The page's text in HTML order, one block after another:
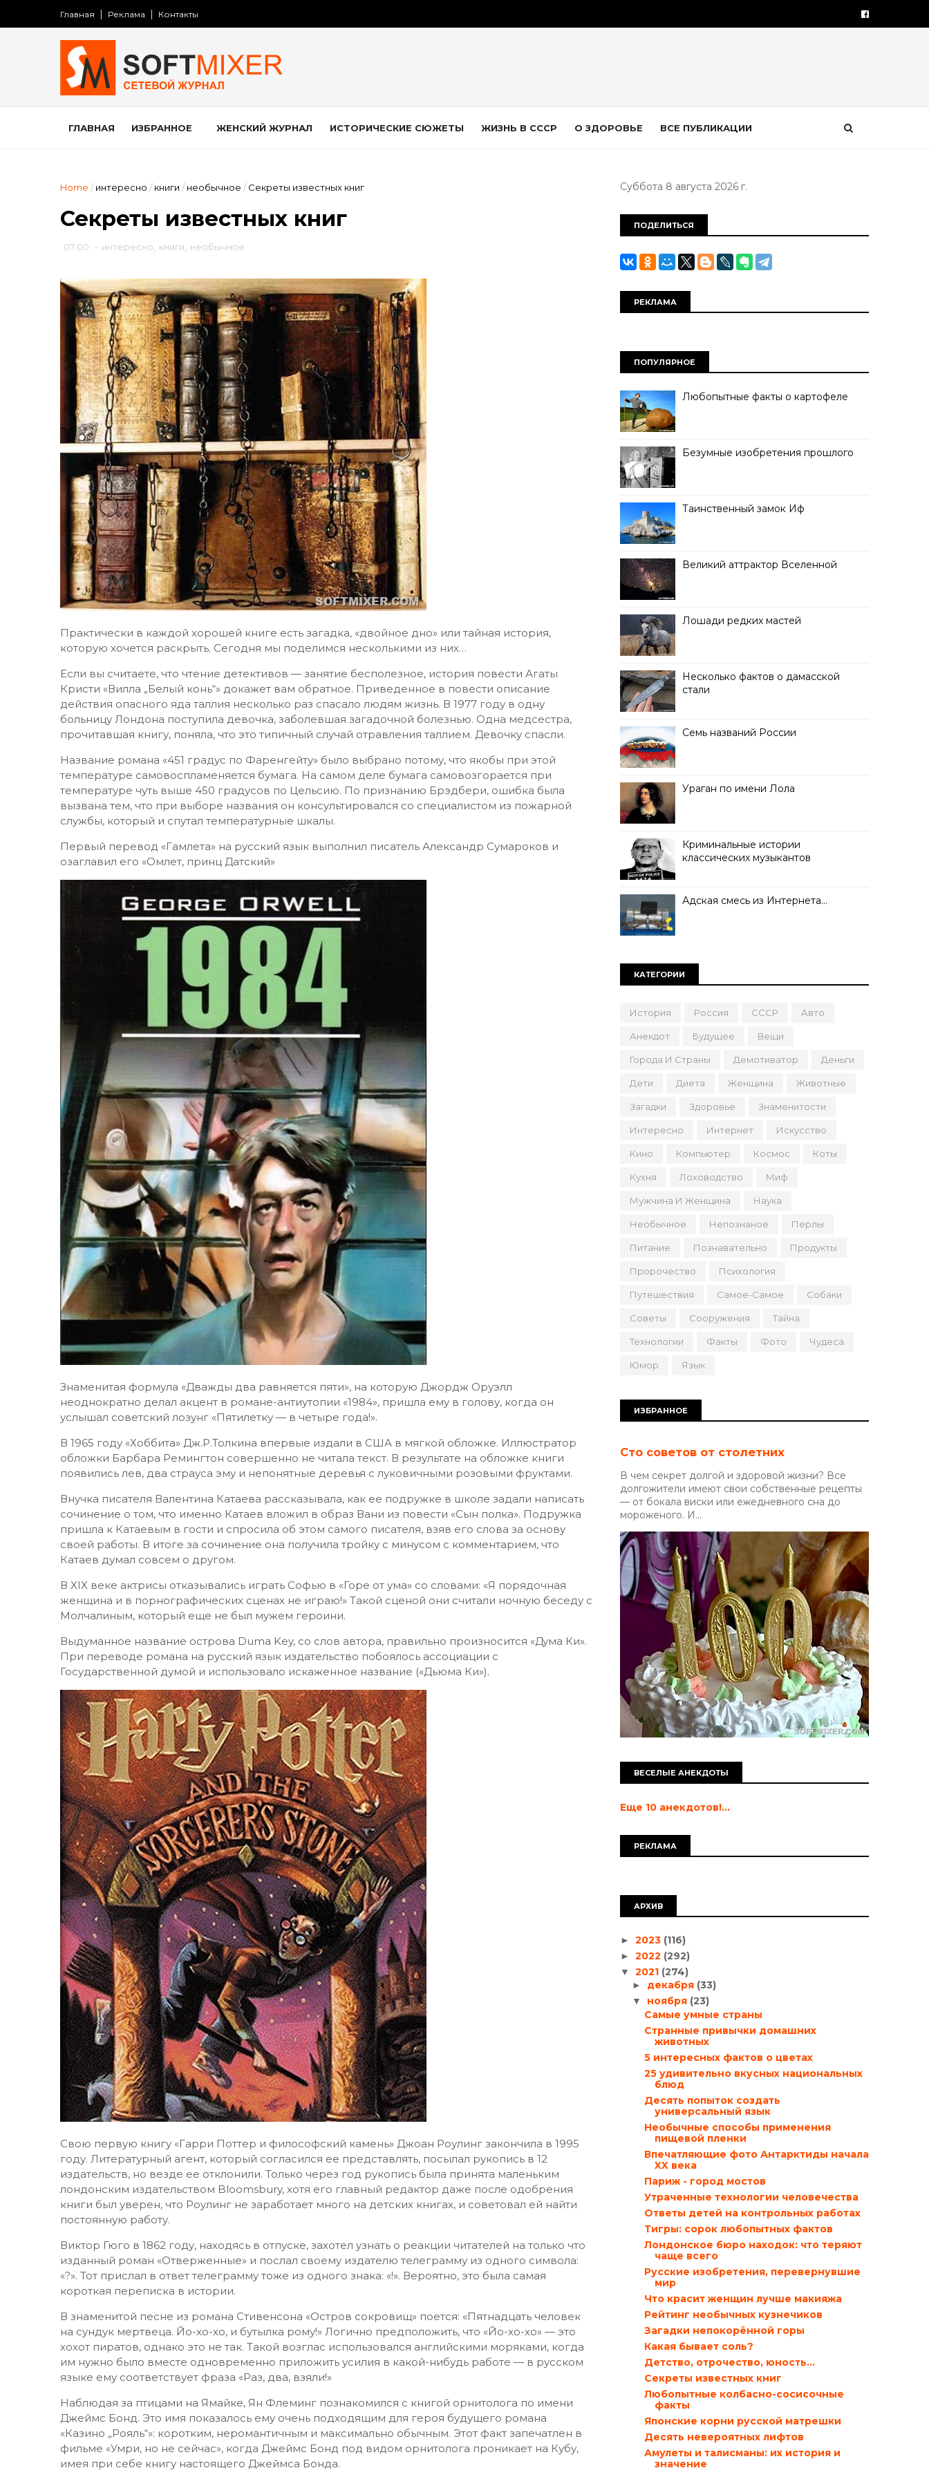
Главная Реклама Контакты
ГЛАВНАЯ ИЗБРАННОЕ ЖЕНСКИЙ ЖУРНАЛ ИСТОРИЧЕСКИЕ СЮЖЕТЫ ЖИЗНЬ В СССР О ЗДОРОВЬЕ ВСЕ ПУБЛИКАЦИИ
Home / интересно / книги / необычное / Секреты известных книг
Секреты известных книг
07:00 - интересно книги необычное
Практически в каждой хорошей книге есть загадка, «двойное дно» или тайная история,
которую хочется раскрыть. Сегодня мы поделимся несколькими из них…
Если вы считаете, что чтение детективов — занятие бесполезное, история повести Агаты
Кристи «Вилла „Белый конь“» докажет вам обратное. Приведенное в повести описание
действия опасного яда таллия несколько раз спасало людям жизнь. В 1977 году в одну
больницу Лондона поступила девочка, заболевшая загадочной болезнью. Одна медсестра,
прочитавшая книгу, поняла, что это типичный случай отравления таллием. Девочку спасли.
Название романа «451 градус по Фаренгейту» было выбрано потому, что якобы при этой
температуре самовоспламеняется бумага. На самом деле бумага самовозгорается при
температуре чуть выше 450 градусов по Цельсию. По признанию Брэдбери, ошибка была
вызвана тем, что при выборе названия он консультировался со специалистом из пожарной
службы, который и спутал температурные шкалы.
Первый перевод «Гамлета» на русский язык выполнил писатель Александр Сумароков и
озаглавил его «Омлет, принц Датский»
Знаменитая формула «Дважды два равняется пяти», на которую Джордж Оруэлл
неоднократно делал акцент в романе-антиутопии «1984», пришла ему в голову, когда он
услышал советский лозунг «Пятилетку — в четыре года!».
В 1965 году «Хоббита» Дж.Р.Толкина впервые издали в США в мягкой обложке. Иллюстратор
обложки Барбара Ремингтон совершенно не читала текст. В результате на обложке книги
появились лев, два страуса эму и непонятные деревья с луковичными розовыми фруктами.
Внучка писателя Валентина Катаева рассказывала, как ее подружке в школе задали написать
сочинение о том, что именно Катаев вложил в образ Вани из повести «Сын полка». Подружка
пришла к Катаевым в гости и спросила об этом самого писателя, взяв его слова за основу
своей работы. В итоге за сочинение она получила тройку с минусом с комментарием, что
Катаев думал совсем о другом.
В XIX веке актрисы отказывались играть Софью в «Горе от ума» со словами: «Я порядочная
женщина и в порнографических сценах не играю!» Такой сценой они считали ночную беседу с
Молчалиным, который еще не был мужем героини.
Выдуманное название острова Duma Key, со слов автора, правильно произносится «Дума Ки».
При переводе романа на русский язык издательство побоялось ассоциации с
Государственной думой и использовало искаженное название («Дьюма Ки»).
Свою первую книгу «Гарри Поттер и философский камень» Джоан Роулинг закончила в 1995
году. Литературный агент, который согласился ее представлять, посылал рукопись в 12
издательств, но везде ее отклонили. Только через год рукопись была принята маленьким
лондонским издательством Bloomsbury, хотя его главный редактор даже после одобрения
книги был уверен, что Роулинг не заработает много на детских книгах, и советовал ей найти
постоянную работу.
Виктор Гюго в 1862 году, находясь в отпуске, захотел узнать о реакции читателей на только что
изданный роман «Отверженные» и послал своему издателю телеграмму из одного символа:
«?». Тот прислал в ответ телеграмму тоже из одного знака: «!». Вероятно, это была самая
короткая переписка в истории.
В знаменитой песне из романа Стивенсона «Остров сокровищ» поется: «Пятнадцать человек
на сундук мертвеца. Йо-хо-хо, и бутылка рому!» Логично предположить, что «Йо-хо-хо» — это
хохот пиратов, однако это не так. Такой возглас использовался английскими моряками, когда
им нужно было вместе одновременно приложить усилия в какой-нибудь работе — в русском
языке ему соответствует фраза «Раз, два, взяли!»
Наблюдая за птицами на Ямайке, Ян Флеминг познакомился с книгой орнитолога по имени
Джеймс Бонд. Это имя показалось ему очень подходящим для героя будущего романа
«Казино „Рояль“»: коротким, неромантичным и максимально обычным. Этот факт запечатлен в
фильме «Умри, но не сейчас», когда Джеймс Бонд под видом орнитолога проникает на Кубу,
имея при себе книгу настоящего Джеймса Бонда.
Суббота 8 августа 2026 г.
ПОДЕЛИТЬСЯ
РЕКЛАМА
ПОПУЛЯРНОЕ
Любопытные факты о картофеле
Безумные изобретения прошлого
Таинственный замок Иф
Великий аттрактор Вселенной
Лошади редких мастей
Несколько фактов о дамасской
стали
Семь названий России
Ураган по имени Лола
Криминальные истории
классических музыкантов
Адская смесь из Интернета…
КАТЕГОРИИ
История Россия СССР Авто
Анекдот Будущее Вещи
Города И Страны Демотиватор Деньги
Дети Диета Женщина Животные
Загадки Здоровье Знаменитости
Интересно Интернет Искусство
Кино Компьютер Космос Коты
Кухня Лоховодство Миф
Мужчина И Женщина Наука
Необычное Непознаное Перлы
Питание Познавательно Продукты
Пророчество Психология
Путешествия Самое-Самое Собаки
Советы Сооружения Тайна
Технологии Факты Фото Чудеса
Юмор Язык
ИЗБРАННОЕ
Сто советов от столетних
В чем секрет долгой и здоровой жизни? Все
долгожители имеют свои собственные рецепты
— от бокала виски или ежедневного сна до
мороженого. И...
ВЕСЕЛЫЕ АНЕКДОТЫ
Еще 10 анекдотов!...
РЕКЛАМА
АРХИВ
► 2023 (116)
► 2022 (292)
▼ 2021 (274)
► декабря (33)
▼ ноября (23)
Самые умные страны
Странные привычки домашних
животных
5 интересных фактов о цветах
25 удивительно вкусных национальных
блюд
Десять попыток создать
универсальный язык
Необычные способы применения
пищевой пленки
Впечатляющие фото Антарктиды начала
XX века
Париж - город мостов
Утраченные технологии человечества
Ответы детей на контрольных работах
Тигры: сорок любопытных фактов
Лондонское бюро находок: что теряют
чаще всего
Русские изобретения, перевернувшие
мир
Что красит женщин лучше макияжа
Рейтинг необычных кузнечиков
Загадки непокорённой горы
Какая бывает соль?
Детство, отрочество, юность...
Секреты известных книг
Любопытные колбасно-сосисочные
факты
Японские корни русской матрешки
Десять невероятных лифтов
Амулеты и талисманы: их история и
значение